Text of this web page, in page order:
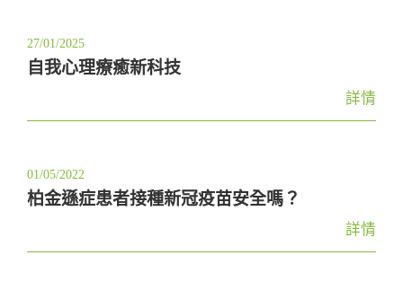
27/01/2025
自我心理療癒新科技
詳情
01/05/2022
柏金遜症患者接種新冠疫苗安全嗎？
詳情